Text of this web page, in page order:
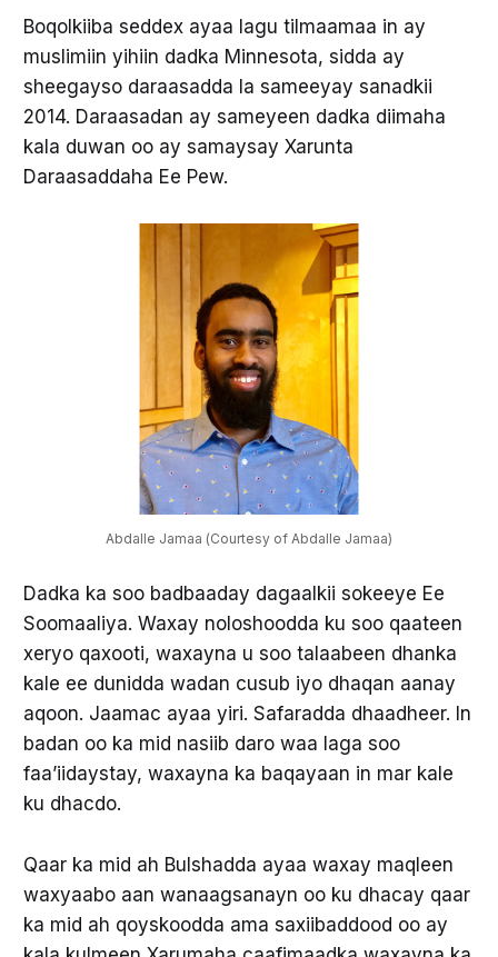
Boqolkiiba seddex ayaa lagu tilmaamaa in ay
muslimiin yihiin dadka Minnesota, sidda ay
sheegayso daraasadda la sameeyay sanadkii
2014. Daraasadan ay sameyeen dadka diimaha
kala duwan oo ay samaysay Xarunta
Daraasaddaha Ee Pew.
Abdalle Jamaa (Courtesy of Abdalle Jamaa)
Dadka ka soo badbaaday dagaalkii sokeeye Ee
Soomaaliya. Waxay noloshoodda ku soo qaateen
xeryo qaxooti, waxayna u soo talaabeen dhanka
kale ee dunidda wadan cusub iyo dhaqan aanay
aqoon. Jaamac ayaa yiri. Safaradda dhaadheer. In
badan oo ka mid nasiib daro waa laga soo
faa’iidaystay, waxayna ka baqayaan in mar kale
ku dhacdo.
Qaar ka mid ah Bulshadda ayaa waxay maqleen
waxyaabo aan wanaagsanayn oo ku dhacay qaar
ka mid ah qoyskoodda ama saxiibaddood oo ay